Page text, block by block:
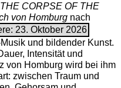
CORPSE OF THE
von Homburgnach
23. Oktober 2026
und bildender Kunst.
Intensität und
von Homburg wird bei ihm
zwischen Traum und